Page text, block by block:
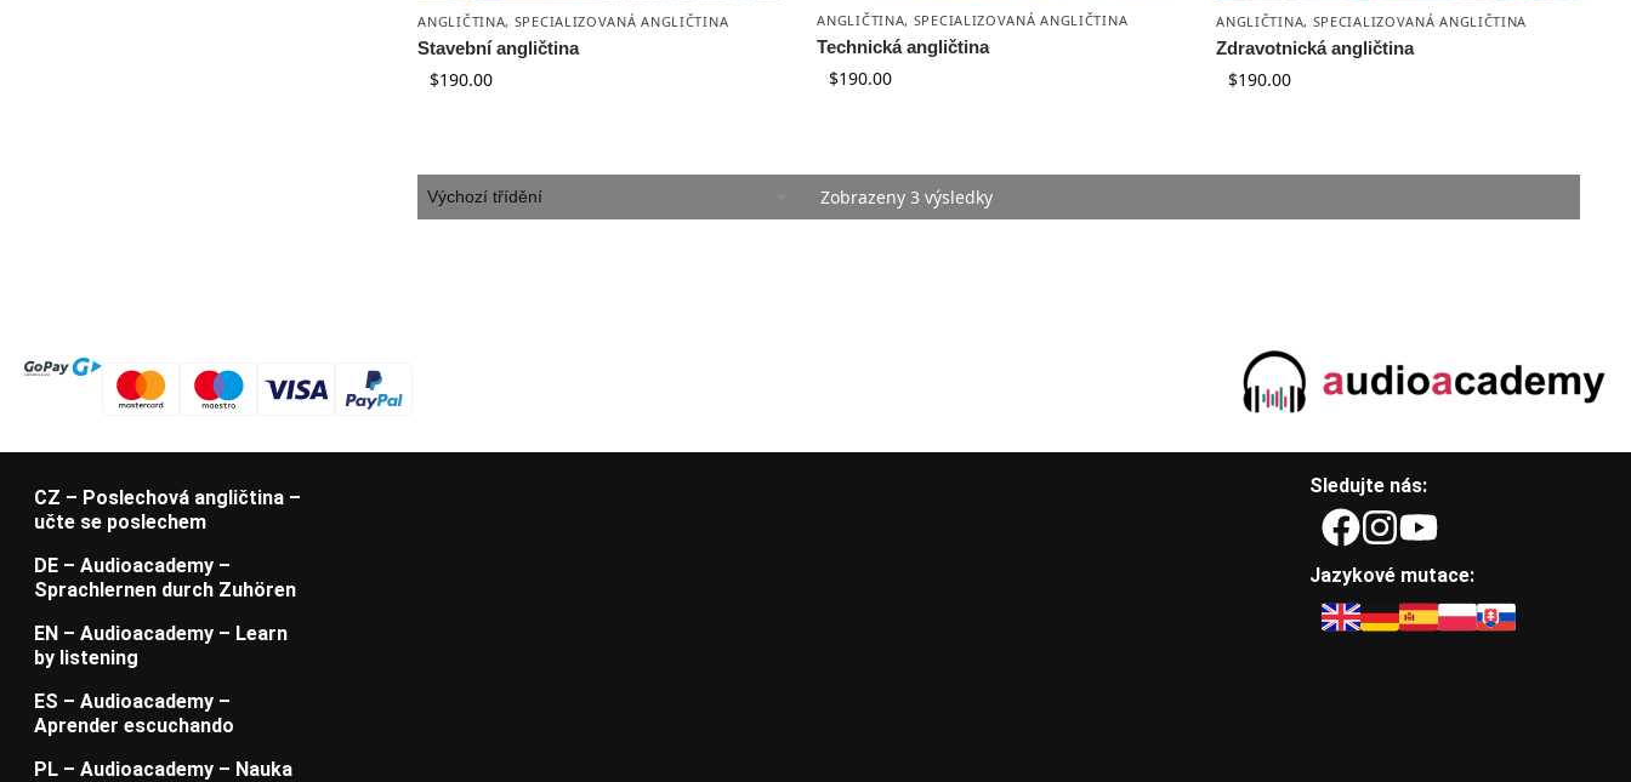
ANGLIČTINA, SPECIALIZOVANÁ ANGLIČTINA
Stavební angličtina
$190.00
ANGLIČTINA, SPECIALIZOVANÁ ANGLIČTINA
Technická angličtina
$190.00
ANGLIČTINA, SPECIALIZOVANÁ ANGLIČTINA
Zdravotnická angličtina
$190.00
Zobrazeny 3 výsledky
CZ – Poslechová angličtina –
učte se poslechem
DE – Audioacademy –
Sprachlernen durch Zuhören
EN – Audioacademy – Learn
by listening
ES – Audioacademy –
Aprender escuchando
PL – Audioacademy – Nauka
Sledujte nás:
Jazykové mutace: